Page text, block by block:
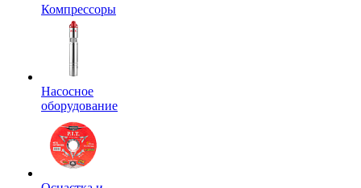
Компрессоры
Насосное
оборудование